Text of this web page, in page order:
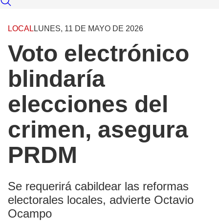
LOCAL LUNES, 11 DE MAYO DE 2026
Voto electrónico
blindaría
elecciones del
crimen, asegura
PRDM
Se requerirá cabildear las reformas
electorales locales, advierte Octavio
Ocampo